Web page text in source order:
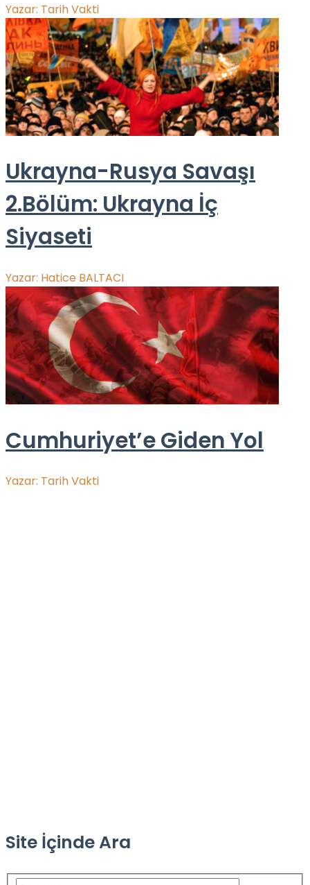
Yazar: Tarih Vakti
Ukrayna-Rusya Savaşı
2.Bölüm: Ukrayna İç
Siyaseti
Yazar: Hatice BALTACI
Cumhuriyet’e Giden Yol
Yazar: Tarih Vakti
Site İçinde Ara